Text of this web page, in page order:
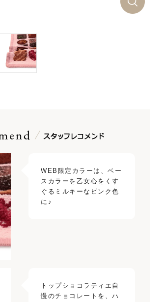
WEB限定カラーは、ベー
スカラーを乙女心をくす
ぐるミルキーなピンク色
トップショコラティエ自
慢のチョコレートを、ハ